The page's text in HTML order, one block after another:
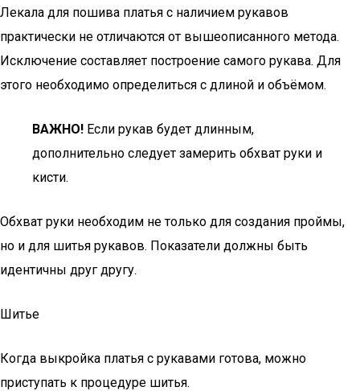
Лекала для пошива платья с наличием рукавов
практически не отличаются от вышеописанного метода.
Исключение составляет построение самого рукава. Для
этого необходимо определиться с длиной и объёмом.
ВАЖНО! Если рукав будет длинным,
дополнительно следует замерить обхват руки и
кисти.
Обхват руки необходим не только для создания проймы,
но и для шитья рукавов. Показатели должны быть
идентичны друг другу.
Шитье
Когда выкройка платья с рукавами готова, можно
приступать к процедуре шитья.